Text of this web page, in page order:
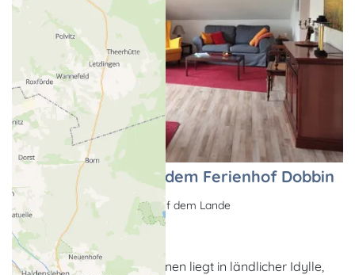
Ferienwohnung auf dem Ferienhof Dobbin
Ferienwohnung, Urlaub auf dem Lande
Dobbertin OT Dobbin
Die Fewo für max. 2 Personen liegt in ländlicher Idylle,